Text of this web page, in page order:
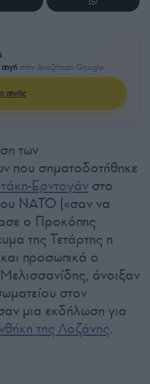
στην Αναζήτηση Google
πηγής
των
που σηματοδοτήθηκε
Ερντογάν στο
ΝΑΤΟ («σαν να
ο Προκόπης
της Τετάρτης η
προσωπικά ο
άνοιξαν
στον
μια εκδήλωση για
της Λοζάνης.